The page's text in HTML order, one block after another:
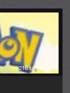
216 lượt xem